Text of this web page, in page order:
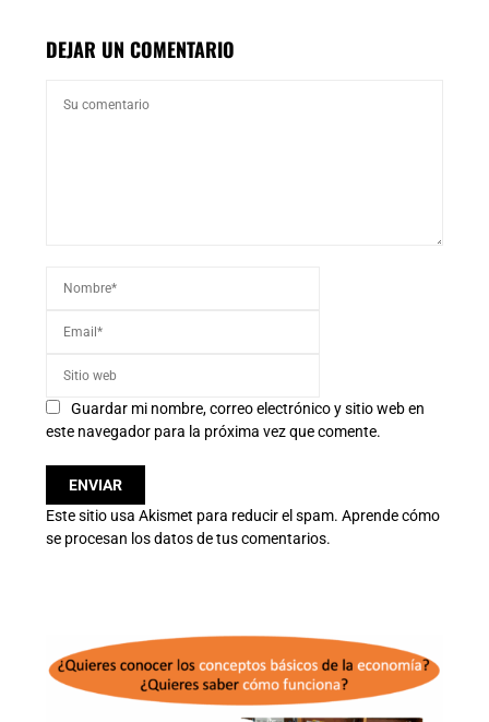
DEJAR UN COMENTARIO
Guardar mi nombre, correo electrónico y sitio web en
este navegador para la próxima vez que comente.
Este sitio usa Akismet para reducir el spam. Aprende cómo
se procesan los datos de tus comentarios.